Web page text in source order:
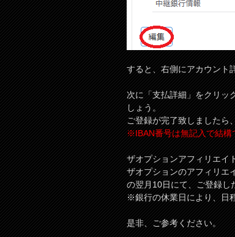
すると、右側にアカウント
次に「支払詳細」をクリッ
しょう。
ご登録が完了致しましたら
※IBAN番号は無記入で結構
ザオプションアフィリエイ
ザオプションのアフィリエ
の翌月10日にて、ご登録し
※銀行の休業日により、日
是非、ご参考ください。